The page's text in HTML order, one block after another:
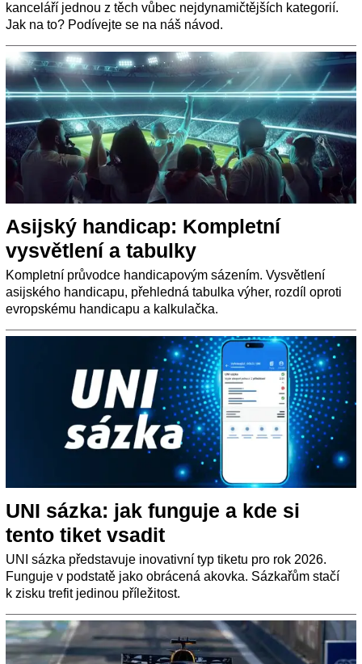
kanceláří jednou z těch vůbec nejdynamičtějších kategorií.
Jak na to? Podívejte se na náš návod.
Asijský handicap: Kompletní
vysvětlení a tabulky
Kompletní průvodce handicapovým sázením. Vysvětlení
asijského handicapu, přehledná tabulka výher, rozdíl oproti
evropskému handicapu a kalkulačka.
UNI sázka: jak funguje a kde si
tento tiket vsadit
UNI sázka představuje inovativní typ tiketu pro rok 2026.
Funguje v podstatě jako obrácená akovka. Sázkařům stačí
k zisku trefit jedinou příležitost.